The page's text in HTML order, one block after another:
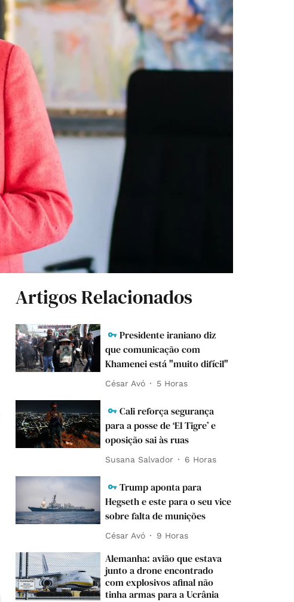
Artigos Relacionados
Presidente iraniano diz
que comunicação com
Khamenei está "muito difícil"
César Avó 5 Horas
Cali reforça segurança
para a posse de ‘El Tigre’ e
oposição sai às ruas
Susana Salvador 6 Horas
Trump aponta para
Hegseth e este para o seu vice
sobre falta de munições
César Avó 9 Horas
Alemanha: avião que estava
junto a drone encontrado
com explosivos afinal não
tinha armas para a Ucrânia